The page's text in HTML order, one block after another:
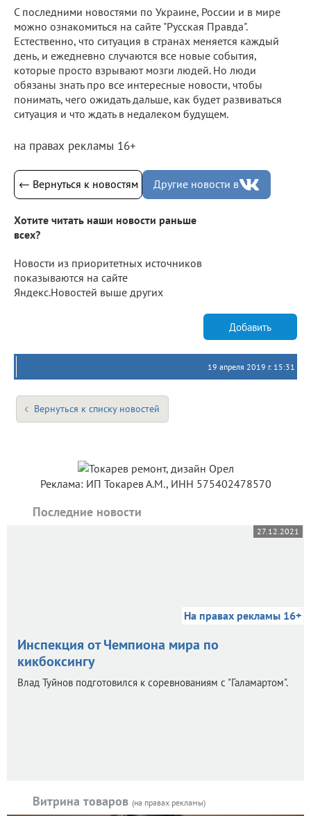
С последними новостями по Украине, России и в мире
можно ознакомиться на сайте "Русская Правда".
Естественно, что ситуация в странах меняется каждый
день, и ежедневно случаются все новые события,
которые просто взрывают мозги людей. Но люди
обязаны знать про все интересные новости, чтобы
понимать, чего ожидать дальше, как будет развиваться
ситуация и что ждать в недалеком будущем.
на правах рекламы 16+
← Вернуться к новостям Другие новости в
Хотите читать наши новости раньше
всех?
Новости из приоритетных источников
показываются на сайте
Яндекс.Новостей выше других
Добавить
19 апреля 2019 г. 15:31
Вернуться к списку новостей
Реклама: ИП Токарев А.М., ИНН 575402478570
Последние новости
27.12.2021
На правах рекламы 16+
Инспекция от Чемпиона мира по
кикбоксингу
Влад Туйнов подготовился к соревнованиям с "Галамартом".
Витрина товаров (на правах рекламы)